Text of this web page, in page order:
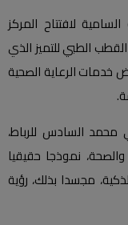
لافتتاح المركز
الطبي للتميز الذي
الرعاية الصحية
السادس للرباط،
نموذجا حقيقيا
مجسدا بذلك، رؤية